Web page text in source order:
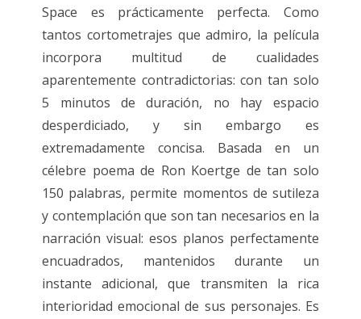
Space es prácticamente perfecta. Como
tantos cortometrajes que admiro, la película
incorpora multitud de cualidades
aparentemente contradictorias: con tan solo
5 minutos de duración, no hay espacio
desperdiciado, y sin embargo es
extremadamente concisa. Basada en un
célebre poema de Ron Koertge de tan solo
150 palabras, permite momentos de sutileza
y contemplación que son tan necesarios en la
narración visual: esos planos perfectamente
encuadrados, mantenidos durante un
instante adicional, que transmiten la rica
interioridad emocional de sus personajes. Es